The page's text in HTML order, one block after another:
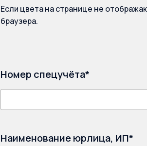
Если цвета на странице не
браузера.
Номер спецучёта*
Наименование юрлица, ИП*